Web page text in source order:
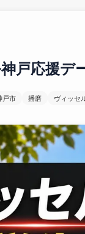
戸応援デ
戸市 播磨 ヴィッセ